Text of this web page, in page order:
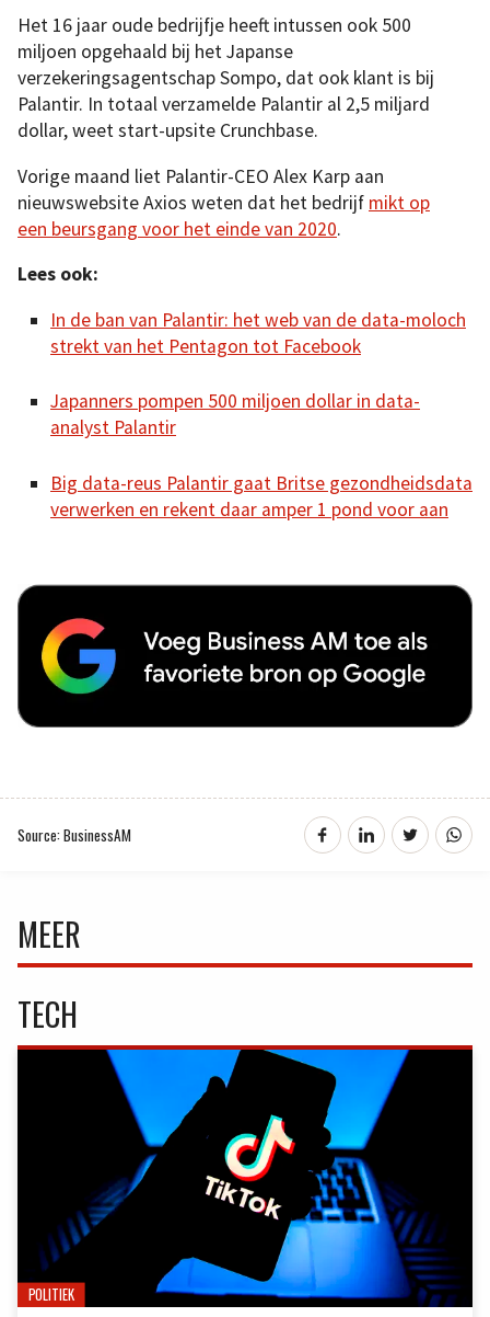
Het 16 jaar oude bedrijfje heeft intussen ook 500
miljoen opgehaald bij het Japanse
verzekeringsagentschap Sompo, dat ook klant is bij
Palantir. In totaal verzamelde Palantir al 2,5 miljard
dollar, weet start-upsite Crunchbase.
Vorige maand liet Palantir-CEO Alex Karp aan
nieuwswebsite Axios weten dat het bedrijf mikt op
een beursgang voor het einde van 2020.
Lees ook:
In de ban van Palantir: het web van de data-moloch
strekt van het Pentagon tot Facebook
Japanners pompen 500 miljoen dollar in data-
analyst Palantir
Big data-reus Palantir gaat Britse gezondheidsdata
verwerken en rekent daar amper 1 pond voor aan
Source: BusinessAM
MEER
TECH
POLITIEK